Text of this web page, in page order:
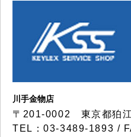
川手金物店
〒201-0002 東京都狛
TEL：03-3489-1893 /